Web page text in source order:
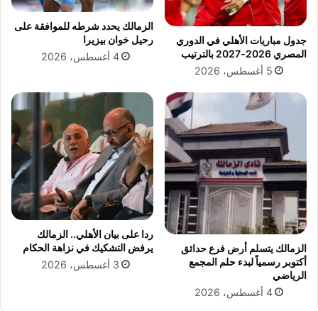
.
ت
ع
ف
ع
ل
س
ب
ب
ل
و
س
ا
ب
ي
جدول مباريات الأهلي في الدوري
المصري 2026-2027 بالترتيب
5 أغسطس، 2026
الزمالك يحدد شرطه للموافقة على
رحيل خوان بيزيرا
4 أغسطس، 2026
الزمالك يتسلم أرض فرع حدائق
أكتوبر رسمياً لبدء حلم المجمع
الرياضي
4 أغسطس، 2026
ردا على بيان الأهلي.. الزمالك
يرفض التشكيك في نزاهة الحكام
3 أغسطس، 2026